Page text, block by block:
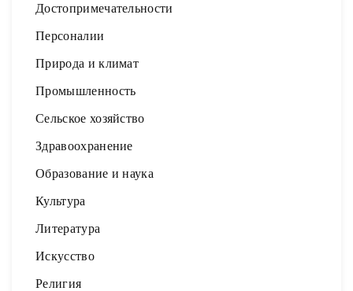
Достопримечательности
Персоналии
Природа и климат
Промышленность
Сельское хозяйство
Здравоохранение
Образование и наука
Культура
Литература
Искусство
Религия